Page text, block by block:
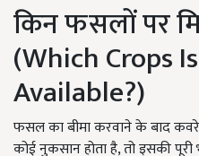
किन फसलों पर
(Which Crops
Available?)
फसल का बीमा करवाने के बाद
कोई नुकसान होता है, तो इसकी पूरी